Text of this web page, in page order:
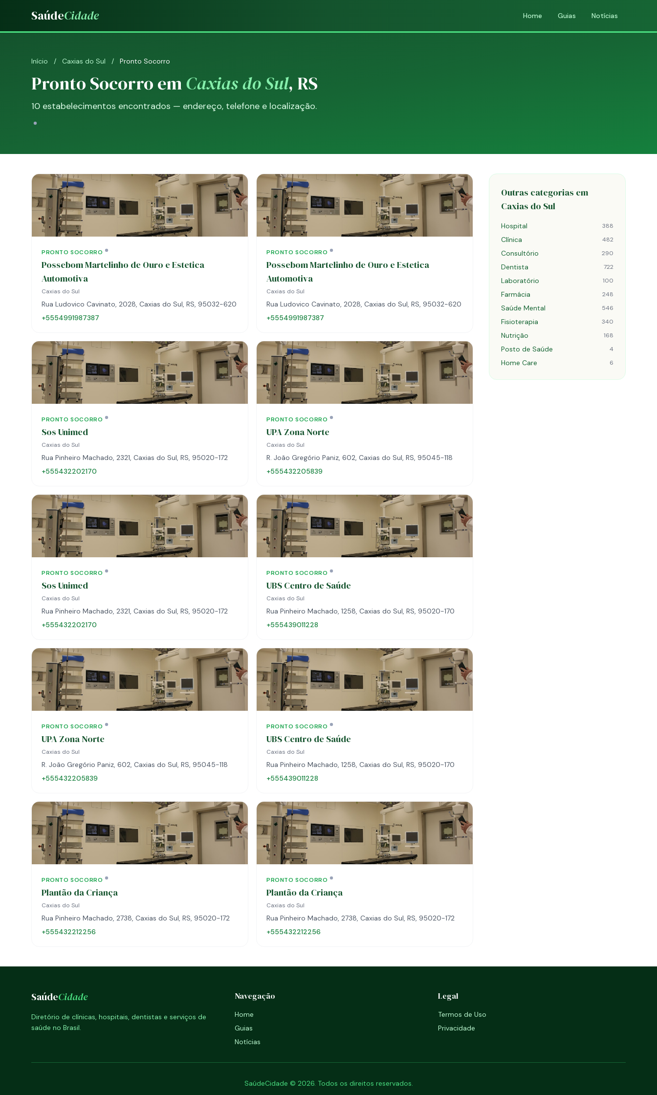
SaúdeCidade Home Guias Notícias
Início / Caxias do Sul / Pronto Socorro
Pronto Socorro emCaxias do Sul, RS
10 estabelecimentos encontrados — endereço, telefone e localização.
PRONTO SOCORRO
Possebom Martelinho de Ouro e Estetica
Automotiva
Caxias do Sul
Rua Ludovico Cavinato, 2028, Caxias do Sul, RS, 95032-620
+5554991987387
PRONTO SOCORRO
Possebom Martelinho de Ouro e Estetica
Automotiva
Caxias do Sul
Rua Ludovico Cavinato, 2028, Caxias do Sul, RS, 95032-620
+5554991987387
PRONTO SOCORRO
Sos Unimed
Caxias do Sul
Rua Pinheiro Machado, 2321, Caxias do Sul, RS, 95020-172
+555432202170
PRONTO SOCORRO
UPA Zona Norte
Caxias do Sul
R. João Gregório Paniz, 602, Caxias do Sul, RS, 95045-118
+555432205839
PRONTO SOCORRO
Sos Unimed
Caxias do Sul
Rua Pinheiro Machado, 2321, Caxias do Sul, RS, 95020-172
+555432202170
PRONTO SOCORRO
UBS Centro de Saúde
Caxias do Sul
Rua Pinheiro Machado, 1258, Caxias do Sul, RS, 95020-170
+555439011228
PRONTO SOCORRO
UPA Zona Norte
Caxias do Sul
R. João Gregório Paniz, 602, Caxias do Sul, RS, 95045-118
+555432205839
PRONTO SOCORRO
UBS Centro de Saúde
Caxias do Sul
Rua Pinheiro Machado, 1258, Caxias do Sul, RS, 95020-170
+555439011228
PRONTO SOCORRO
Plantão da Criança
Caxias do Sul
Rua Pinheiro Machado, 2738, Caxias do Sul, RS, 95020-172
+555432212256
PRONTO SOCORRO
Plantão da Criança
Caxias do Sul
Rua Pinheiro Machado, 2738, Caxias do Sul, RS, 95020-172
+555432212256
Outras categorias em
Caxias do Sul
Hospital 388
Clínica 482
Consultório 290
Dentista 722
Laboratório 100
Farmácia 248
Saúde Mental 546
Fisioterapia 340
Nutrição 168
Posto de Saúde 4
Home Care 6
SaúdeCidade
Diretório de clínicas, hospitais, dentistas e serviços de
saúde no Brasil.
Navegação
Home
Guias
Notícias
Legal
Termos de Uso
Privacidade
SaúdeCidade © 2026. Todos os direitos reservados.